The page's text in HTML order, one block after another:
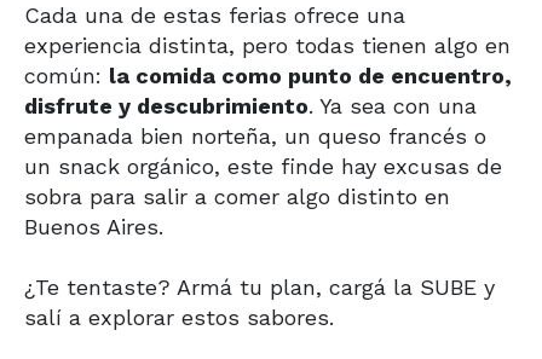
Cada una de estas ferias ofrece una
experiencia distinta, pero todas tienen algo en
común: la comida como punto de encuentro,
disfrute y descubrimiento. Ya sea con una
empanada bien norteña, un queso francés o
un snack orgánico, este finde hay excusas de
sobra para salir a comer algo distinto en
Buenos Aires.
¿Te tentaste? Armá tu plan, cargá la SUBE y
salí a explorar estos sabores.